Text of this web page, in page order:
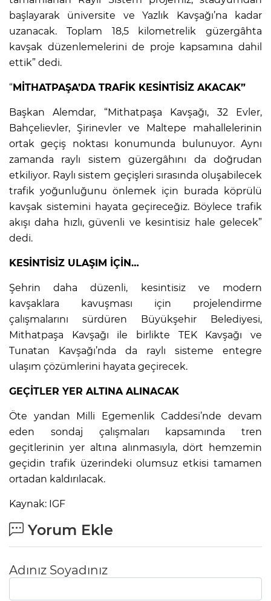
başlayarak üniversite ve Yazlık Kavşağı’na kadar
uzanacak. Toplam 18,5 kilometrelik güzergâhta
kavşak düzenlemelerini de proje kapsamına dahil
ettik” dedi.
“MİTHATPAŞA’DA TRAFİK KESİNTİSİZ AKACAK”
Başkan Alemdar, “Mithatpaşa Kavşağı, 32 Evler,
Bahçelievler, Şirinevler ve Maltepe mahallelerinin
ortak geçiş noktası konumunda bulunuyor. Aynı
zamanda raylı sistem güzergâhını da doğrudan
etkiliyor. Raylı sistem geçişleri sırasında oluşabilecek
trafik yoğunluğunu önlemek için burada köprülü
kavşak sistemini hayata geçireceğiz. Böylece trafik
akışı daha hızlı, güvenli ve kesintisiz hale gelecek”
dedi.
KESİNTİSİZ ULAŞIM İÇİN…
Şehrin daha düzenli, kesintisiz ve modern
kavşaklara kavuşması için projelendirme
çalışmalarını sürdüren Büyükşehir Belediyesi,
Mithatpaşa Kavşağı ile birlikte TEK Kavşağı ve
Tunatan Kavşağı’nda da raylı sisteme entegre
ulaşım çözümlerini hayata geçirecek.
GEÇİTLER YER ALTINA ALINACAK
Öte yandan Milli Egemenlik Caddesi’nde devam
eden sondaj çalışmaları kapsamında tren
geçitlerinin yer altına alınmasıyla, dört hemzemin
geçidin trafik üzerindeki olumsuz etkisi tamamen
ortadan kaldırılacak.
Kaynak: IGF
Yorum Ekle
Adınız Soyadınız